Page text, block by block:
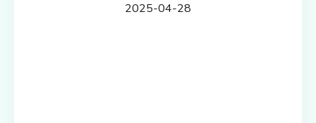
2025-04-28